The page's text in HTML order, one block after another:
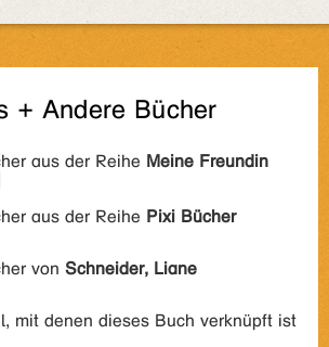
+ Andere Bücher
aus der Reihe Meine Freundin
aus der Reihe Pixi Bücher
von Schneider, Liane
mit denen dieses Buch verknüpft ist